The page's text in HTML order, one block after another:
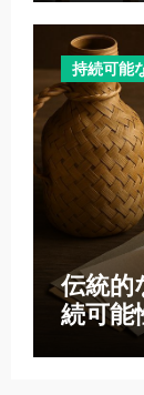
持続可能
伝統的
続可能